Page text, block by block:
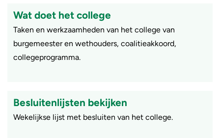
Wat doet het college
Taken en werkzaamheden van het college van
burgemeester en wethouders, coalitieakkoord,
collegeprogramma.
Besluitenlijsten bekijken
​Wekelijkse lijst met besluiten van het college.